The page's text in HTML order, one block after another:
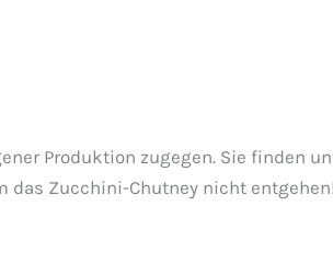
Produktion zugegen. Sie finden
das Zucchini-Chutney nicht